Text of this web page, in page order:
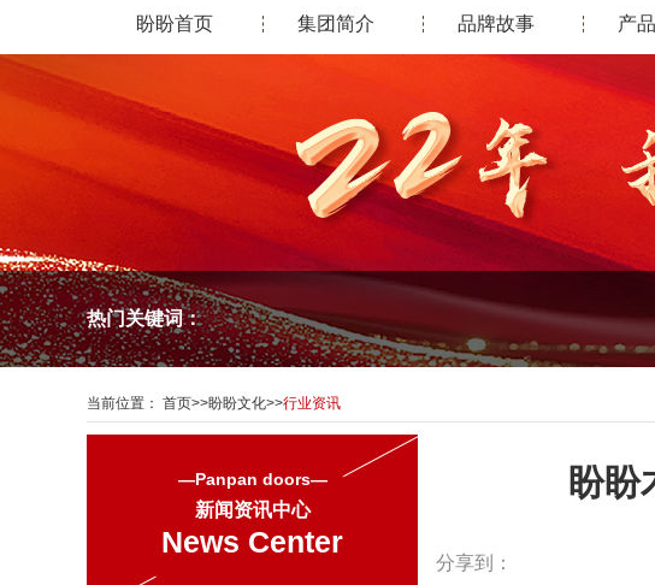
盼盼首页 集团简介 品牌故事 产
热门关键词：
当前位置： 首页>>盼盼文化>>行业资讯
—Panpan doors—
新闻资讯中心
News Center
盼盼
分享到：